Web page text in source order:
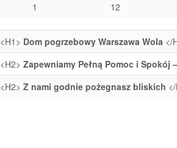
1
12
<H1> Dom pogrzebowy Warszawa Wola</
<H2> Zapewniamy Pełną Pomoc i
<H2> Z nami godnie pożegnasz bliskich